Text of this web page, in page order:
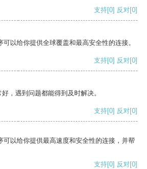
支持[0] 反对[0]
以给你提供全球覆盖和最高安全性的连接。
支持[0] 反对[0]
，遇到问题都能得到及时解决。
支持[0] 反对[0]
可以给你提供最高速度和安全性的连接，并帮
支持[0] 反对[0]